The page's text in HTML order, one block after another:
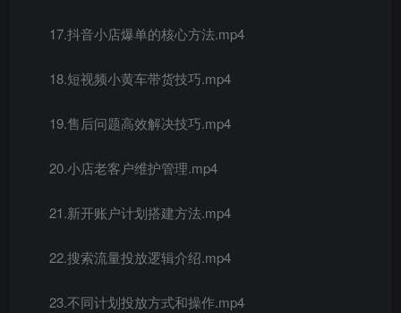
17.抖音小店爆单的核心方法.mp4
18.短视频小黄车带货技巧.mp4
19.售后问题高效解决技巧.mp4
20.小店老客户维护管理.mp4
21.新开账户计划搭建方法.mp4
22.搜索流量投放逻辑介绍.mp4
23.不同计划投放方式和操作.mp4